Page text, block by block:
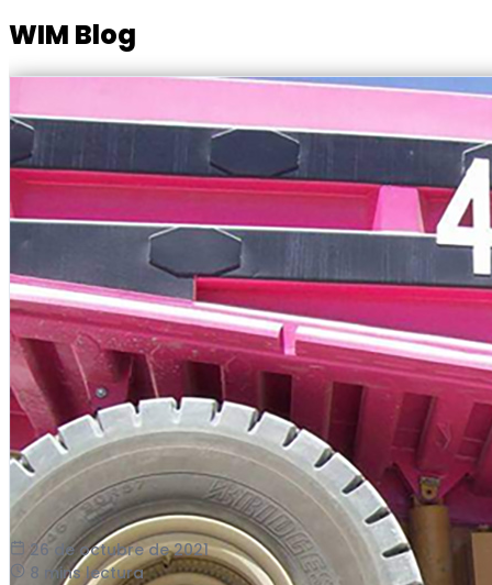
WIM Blog
26 de octubre de 2021
8 mins lectura